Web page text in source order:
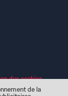
des cookies
de la